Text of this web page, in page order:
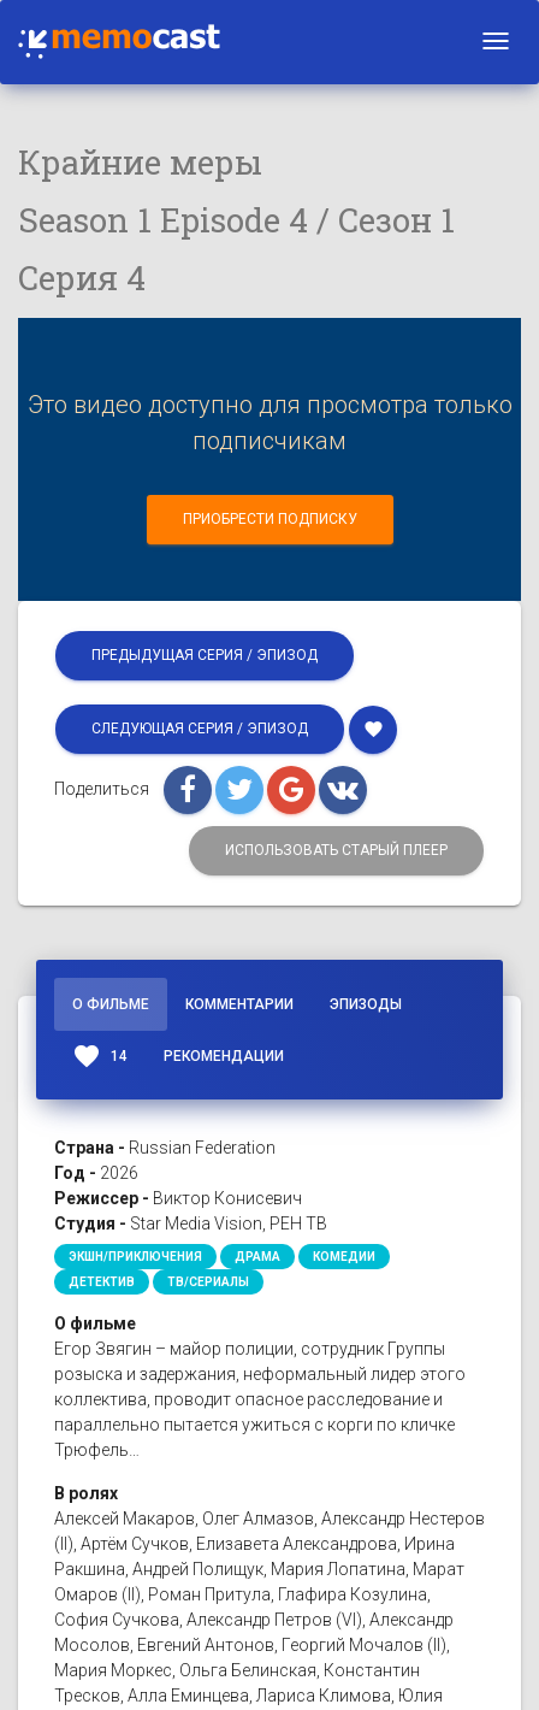
Крайние меры
Season 1 Episode 4 / Сезон 1
Серия 4
Это видео доступно для просмотра только
подписчикам
ПРИОБРЕСТИ ПОДПИСКУ
ПРЕДЫДУЩАЯ СЕРИЯ / ЭПИЗОД
СЛЕДУЮЩАЯ СЕРИЯ / ЭПИЗОД favorite
Поделиться
ИСПОЛЬЗОВАТЬ СТАРЫЙ ПЛЕЕР
О ФИЛЬМЕ КОММЕНТАРИИ ЭПИЗОДЫ
favorite 14 РЕКОМЕНДАЦИИ
Страна - Russian Federation
Год - 2026
Режиссер - Виктор Конисевич
Студия - Star Media Vision, РЕН ТВ
ЭКШН/ПРИКЛЮЧЕНИЯ ДРАМА
КОМЕДИИ
ДЕТЕКТИВ
ТВ/СЕРИАЛЫ
О фильме
Егор Звягин – майор полиции, сотрудник Группы
розыска и задержания, неформальный лидер этого
коллектива, проводит опасное расследование и
параллельно пытается ужиться с корги по кличке
Трюфель…
В ролях
Алексей Макаров, Олег Алмазов, Александр Нестеров
(II), Артём Сучков, Елизавета Александрова, Ирина
Ракшина, Андрей Полищук, Мария Лопатина, Марат
Омаров (II), Роман Притула, Глафира Козулина,
София Сучкова, Александр Петров (VI), Александр
Мосолов, Евгений Антонов, Георгий Мочалов (II),
Мария Моркес, Ольга Белинская, Константин
Тресков, Алла Еминцева, Лариса Климова, Юлия